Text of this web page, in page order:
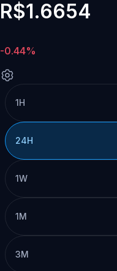
R$1.6654
-0.44%
1H
24H
1W
1M
3M